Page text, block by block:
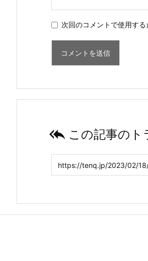
次回のコメントで使用す
 この記事のト